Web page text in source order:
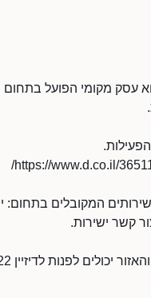
ריהוט ונגרות בחיפה? דיזיין 22 הוא
בין השירותים המקובלים